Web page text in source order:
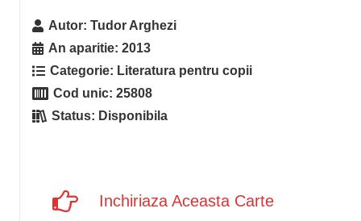
Autor:Tudor Arghezi
An aparitie:2013
Categorie: Literatura pentru copii
Cod unic:25808
Status: Disponibila
Inchiriaza Aceasta Carte